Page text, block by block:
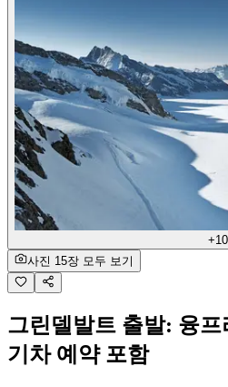
+10
사진 15장 모두 보기
그린델발트 출발: 융
기차 예약 포함